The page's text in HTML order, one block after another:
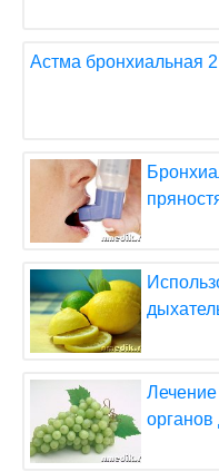
Астма бронхиальная 2